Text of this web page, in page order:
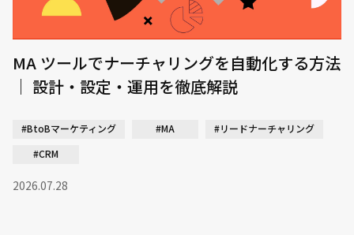
MA ツールでナーチャリングを自動化する方法
｜ 設計・設定・運用を徹底解説
#BtoBマーケティング #MA
#リードナーチャリング
#CRM
2026.07.28